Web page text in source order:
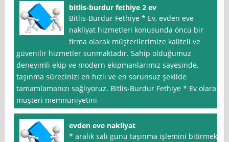
bitlis-burdur fethiye 2 ev
Bitlis-Burdur Fethiye * Ev, evden eve
nakliyat hizmetleri konusunda öncü bir
firma olarak müşterilerimize kaliteli ve
güvenilir hizmetler sunmaktadır. Sahip olduğumuz
deneyimli ekip ve modern ekipmanlarımız sayesinde,
taşınma sürecinizi en hızlı ve en sorunsuz şekilde
tamamlamanızı sağlıyoruz. Bitlis-Burdur Fethiye * Ev olarak,
müşteri memnuniyetini
evden eve nakliyat
* aralık salı günü taşınma işlemini bitirmek